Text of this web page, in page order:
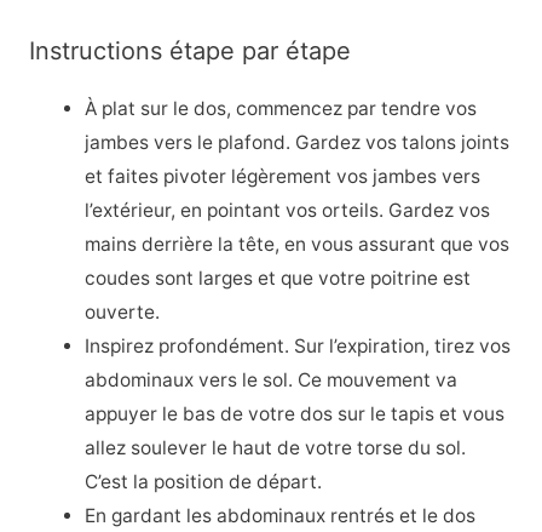
Instructions étape par étape
À plat sur le dos, commencez par tendre vos
jambes vers le plafond. Gardez vos talons joints
et faites pivoter légèrement vos jambes vers
l’extérieur, en pointant vos orteils. Gardez vos
mains derrière la tête, en vous assurant que vos
coudes sont larges et que votre poitrine est
ouverte.
Inspirez profondément. Sur l’expiration, tirez vos
abdominaux vers le sol. Ce mouvement va
appuyer le bas de votre dos sur le tapis et vous
allez soulever le haut de votre torse du sol.
C’est la position de départ.
En gardant les abdominaux rentrés et le dos